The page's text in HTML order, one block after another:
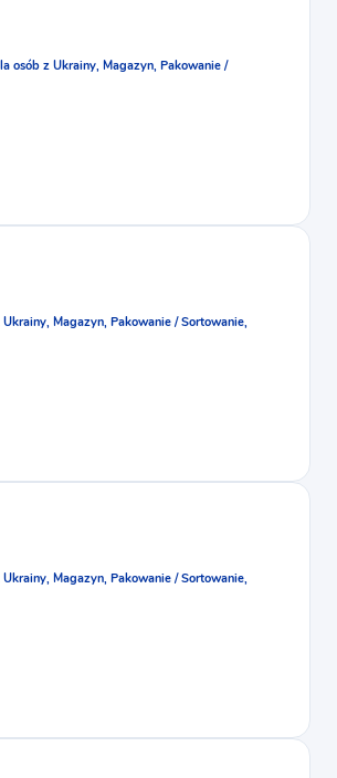
osób z Ukrainy, Magazyn, Pakowanie /
Ukrainy, Magazyn, Pakowanie / Sortowanie,
Ukrainy, Magazyn, Pakowanie / Sortowanie,